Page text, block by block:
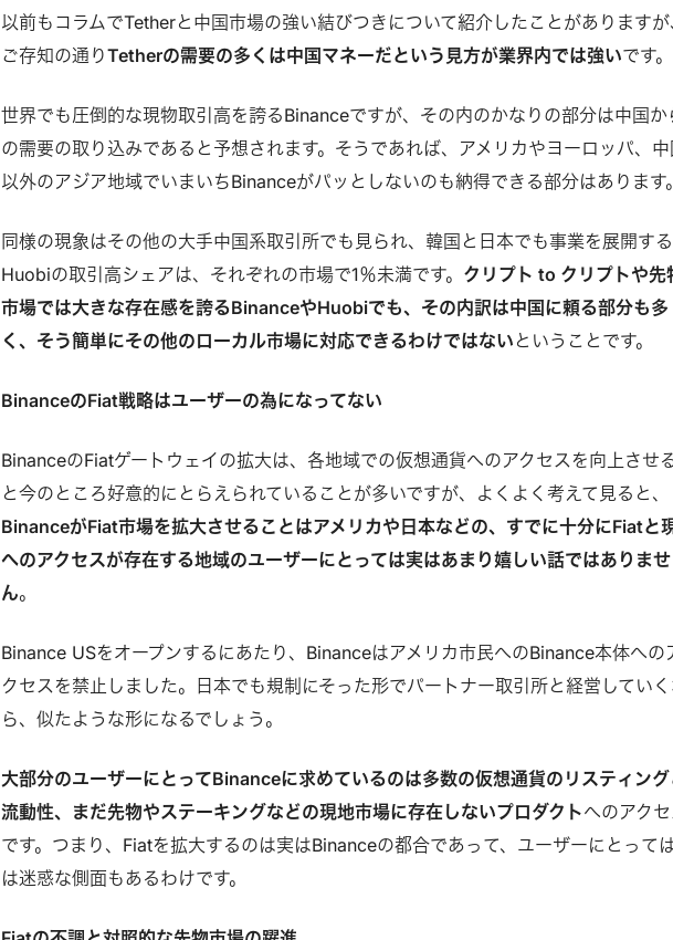
以前もコラムでTetherと中国市場の強い結びつきについて紹介したことがありますが
ご存知の通りTetherの需要の多くは中国マネーだという見方が業界内では強いです。
世界でも圧倒的な現物取引高を誇るBinanceですが、その内のかなりの部分は中国か
の需要の取り込みであると予想されます。そうであれば、アメリカやヨーロッパ、中
以外のアジア地域でいまいちBinanceがパッとしないのも納得できる部分はあります。
同様の現象はその他の大手中国系取引所でも見られ、韓国と日本でも事業を展開する
Huobiの取引高シェアは、それぞれの市場で1％未満です。 クリプト to クリプトや先
市場では大きな存在感を誇るBinanceやHuobiでも、その内訳は中国に頼る部分も多
く、そう簡単にその他のローカル市場に対応できるわけではない ということです。
BinanceのFiat戦略はユーザーの為になってない
BinanceのFiatゲートウェイの拡大は、各地域での仮想通貨へのアクセスを向上させる
と今のところ好意的にとらえられていることが多いですが、よくよく考えて見ると、
BinanceがFiat市場を拡大させることはアメリカや日本などの、すでに十分にFiatと
へのアクセスが存在する地域のユーザーにとっては実はあまり嬉しい話ではありませ
ん。
Binance USをオープンするにあたり、Binanceはアメリカ市民へのBinance本体への
クセスを禁止しました。日本でも規制にそった形でパートナー取引所と経営してい
ら、似たような形になるでしょう。
大部分のユーザーにとってBinanceに求めているのは多数の仮想通貨のリスティング
流動性、まだ先物やステーキングなどの現地市場に存在しないプロダクトへのアク
です。つまり、Fiatを拡大するのは実はBinanceの都合であって、ユーザーにとって
は迷惑な側面もあるわけです。